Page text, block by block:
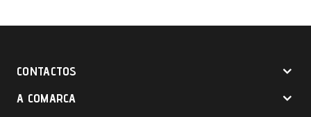
CONTACTOS
A COMARCA